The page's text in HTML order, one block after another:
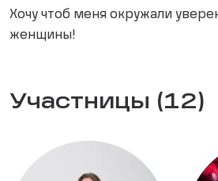
Хочу чтоб меня окружали
женщины!
Участницы (12)